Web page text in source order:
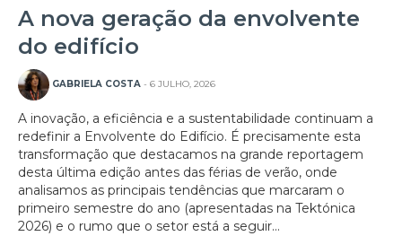
A nova geração da envolvente
do edifício
GABRIELA COSTA - 6 JULHO, 2026
A inovação, a eficiência e a sustentabilidade continuam a
redefinir a Envolvente do Edifício. É precisamente esta
transformação que destacamos na grande reportagem
desta última edição antes das férias de verão, onde
analisamos as principais tendências que marcaram o
primeiro semestre do ano (apresentadas na Tektónica
2026) e o rumo que o setor está a seguir...